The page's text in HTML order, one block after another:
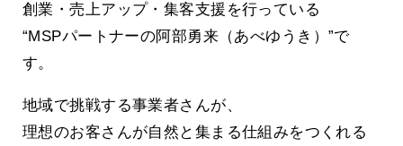
創業・売上アップ・集客支援を行っている
“MSPパートナーの阿部勇来（あべゆうき）”で
す。
地域で挑戦する事業者さんが、
理想のお客さんが自然と集まる仕組みをつくれる